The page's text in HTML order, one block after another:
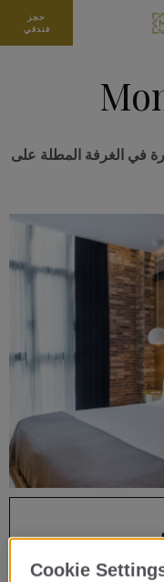
حجز
فندقي
في الغرفة المطلة على
Cookie